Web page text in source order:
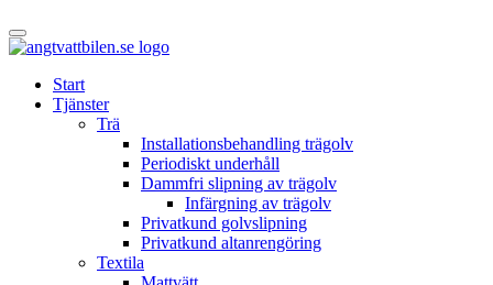
Start
Tjänster
Trä
Installationsbehandling trägolv
Periodiskt underhåll
Dammfri slipning av trägolv
Infärgning av trägolv
Privatkund golvslipning
Privatkund altanrengöring
Textila